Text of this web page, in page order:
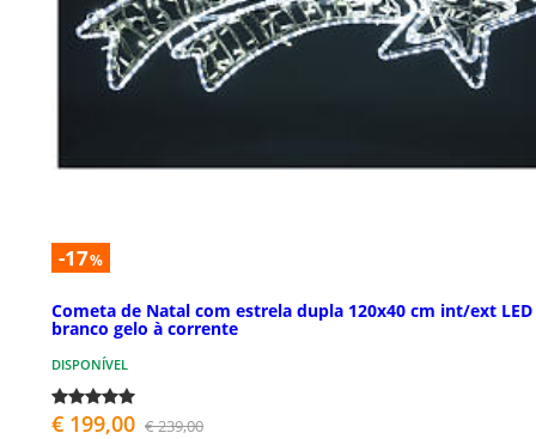
-17%
Cometa de Natal com estrela dupla 120x40 cm int/ext LED
branco gelo à corrente
DISPONÍVEL
€ 199,00 € 239,00